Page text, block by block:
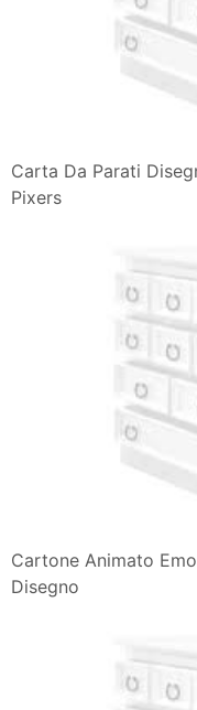
Carta Da Parati
Pixers
Cartone Animato
Disegno